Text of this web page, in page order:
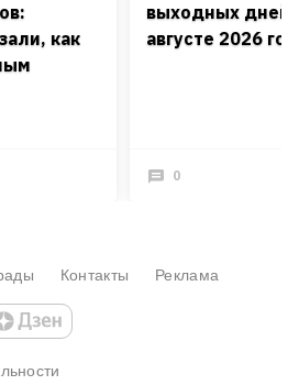
как
выходных дней
августе 2026
0
Контакты Реклама